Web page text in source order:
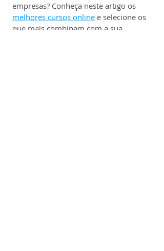
empresas? Conheça neste artigo os
melhores cursos online e selecione os
que mais combinam com a sua